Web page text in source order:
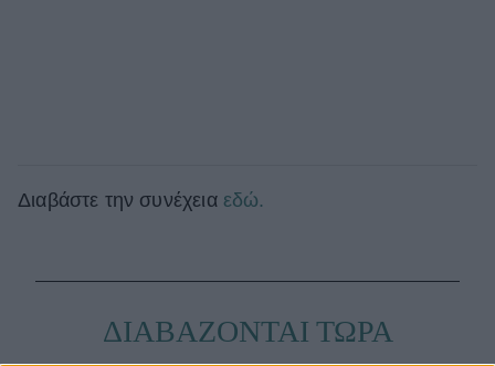
Διαβάστε την συνέχεια εδώ.
ΔΙΑΒΑΖΟΝΤΑΙ ΤΩΡΑ